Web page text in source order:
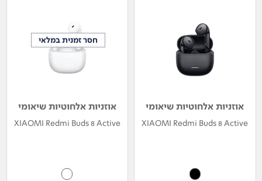
אוזניות אלחוטיות שיאומי
XIAOMI Redmi Buds 8 Active
חסר זמנית במלאי
חסר זמנית במלאי
אוזניות אלחוטיות שיאומי
XIAOMI Redmi Buds 8 Active